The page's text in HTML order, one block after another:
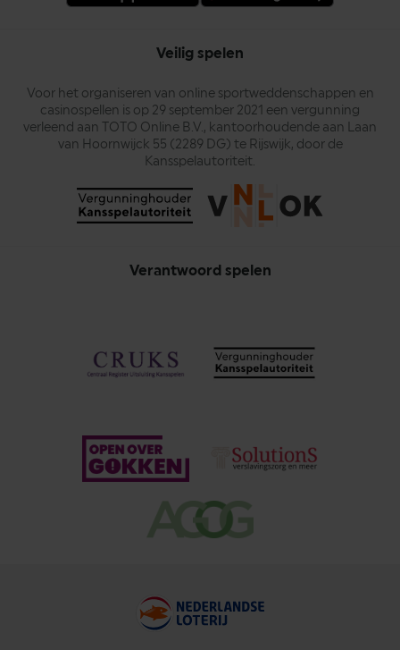
Veilig spelen
Voor het organiseren van online sportweddenschappen en
casinospellen is op 29 september 2021 een vergunning
verleend aan TOTO Online B.V., kantoorhoudende aan Laan
van Hoornwijck 55 (2289 DG) te Rijswijk, door de
Kansspelautoriteit.
Verantwoord spelen